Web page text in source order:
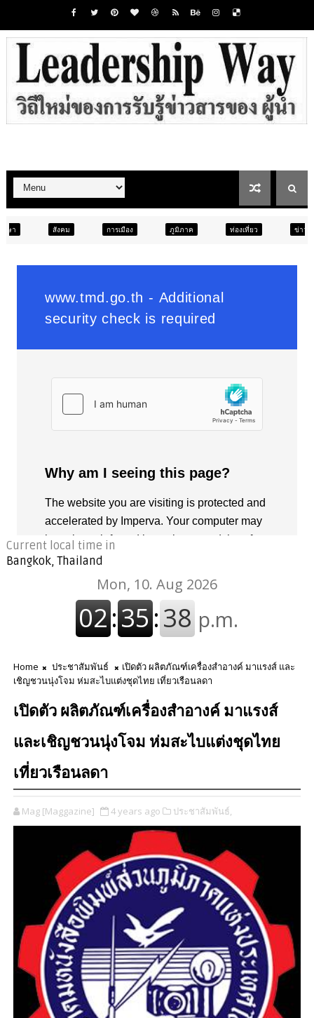
ภูมิภาค ท่องเที่ยว ข่าวเด่น
Current local time in
Bangkok, Thailand
Home ประชาสัมพันธ์
เปิดตัว ผลิตภัณฑ์เครื่องสำอางค์ มาแรงส์ และ
เชิญชวนนุ่งโจม ห่มสะไบแต่งชุดไทย เที่ยวเรือนลดา
เปิดตัว ผลิตภัณฑ์เครื่องสำอางค์ มาแรงส์
และเชิญชวนนุ่งโจม ห่มสะไบแต่งชุดไทย
เที่ยวเรือนลดา
Mag [Maggazine] 4 years ago ประชาสัมพันธ์,